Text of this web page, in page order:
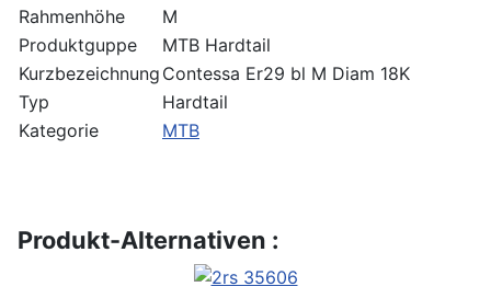
Rahmenhöhe
M
Produktguppe
MTB Hardtail
Kurzbezeichnung Contessa Er29 bl M Diam 18K
Typ
Hardtail
Kategorie
MTB
Produkt-Alternativen :